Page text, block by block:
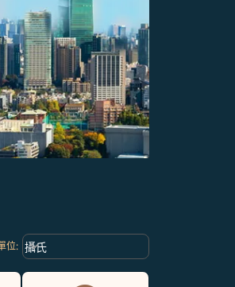
位: Weather unit option 攝氏 Selected
攝氏
keyboard_arrow_down